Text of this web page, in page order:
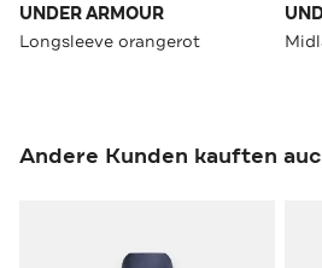
UNDER ARMOUR
Longsleeve orangerot
Andere Kunden kauften